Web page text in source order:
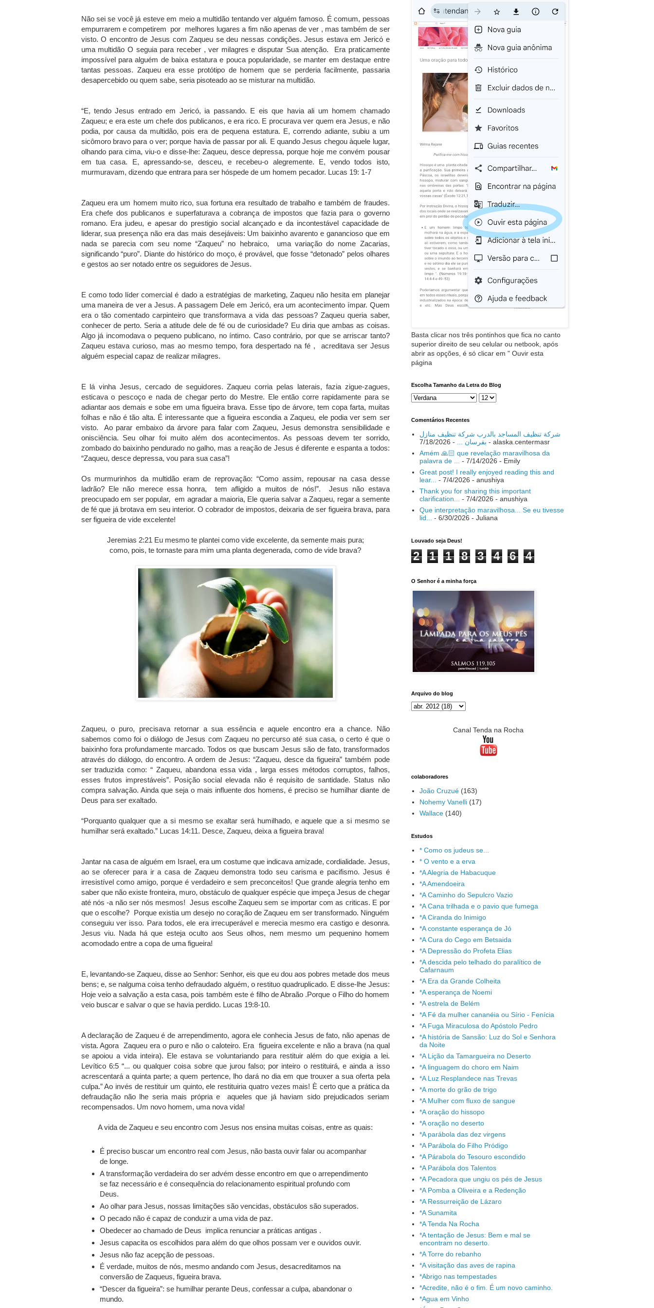
Não sei se você já esteve em meio a multidão tentando ver alguém famoso. É comum, pessoas
empurrarem e competirem por melhores lugares a fim não apenas de ver , mas também de ser
visto. O encontro de Jesus com Zaqueu se deu nessas condições. Jesus estava em Jericó e
uma multidão O seguia para receber , ver milagres e disputar Sua atenção. Era praticamente
impossível para alguém de baixa estatura e pouca popularidade, se manter em destaque entre
tantas pessoas. Zaqueu era esse protótipo de homem que se perderia facilmente, passaria
desapercebido ou quem sabe, seria pisoteado ao se misturar na multidão.
“E, tendo Jesus entrado em Jericó, ia passando. E eis que havia ali um homem chamado
Zaqueu; e era este um chefe dos publicanos, e era rico. E procurava ver quem era Jesus, e não
podia, por causa da multidão, pois era de pequena estatura. E, correndo adiante, subiu a um
sicômoro bravo para o ver; porque havia de passar por ali. E quando Jesus chegou àquele lugar,
olhando para cima, viu-o e disse-lhe: Zaqueu, desce depressa, porque hoje me convém pousar
em tua casa. E, apressando-se, desceu, e recebeu-o alegremente. E, vendo todos isto,
murmuravam, dizendo que entrara para ser hóspede de um homem pecador. Lucas 19: 1-7
Zaqueu era um homem muito rico, sua fortuna era resultado de trabalho e também de fraudes.
Era chefe dos publicanos e superfaturava a cobrança de impostos que fazia para o governo
romano. Era judeu, e apesar do prestigio social alcançado e da incontestável capacidade de
liderar, sua presença não era das mais desejáveis: Um baixinho avarento e ganancioso que em
nada se parecia com seu nome “Zaqueu” no hebraico, uma variação do nome Zacarias,
significando “puro”. Diante do histórico do moço, é provável, que fosse “detonado” pelos olhares
e gestos ao ser notado entre os seguidores de Jesus.
E como todo líder comercial é dado a estratégias de marketing, Zaqueu não hesita em planejar
uma maneira de ver a Jesus. A passagem Dele em Jericó, era um acontecimento ímpar. Quem
era o tão comentado carpinteiro que transformava a vida das pessoas? Zaqueu queria saber,
conhecer de perto. Seria a atitude dele de fé ou de curiosidade? Eu diria que ambas as coisas.
Algo já incomodava o pequeno publicano, no íntimo. Caso contrário, por que se arriscar tanto?
Zaqueu estava curioso, mas ao mesmo tempo, fora despertado na fé , acreditava ser Jesus
alguém especial capaz de realizar milagres.
E lá vinha Jesus, cercado de seguidores. Zaqueu corria pelas laterais, fazia zigue-zagues,
esticava o pescoço e nada de chegar perto do Mestre. Ele então corre rapidamente para se
adiantar aos demais e sobe em uma figueira brava. Esse tipo de árvore, tem copa farta, muitas
folhas e não é tão alta. É interessante que a figueira escondia a Zaqueu, ele podia ver sem ser
visto. Ao parar embaixo da árvore para falar com Zaqueu, Jesus demonstra sensibilidade e
onisciência. Seu olhar foi muito além dos acontecimentos. As pessoas devem ter sorrido,
zombado do baixinho pendurado no galho, mas a reação de Jesus é diferente e espanta a todos:
“Zaqueu, desce depressa, vou para sua casa”!
Os murmurinhos da multidão eram de reprovação: “Como assim, repousar na casa desse
ladrão? Ele não merece essa honra, tem afligido a muitos de nós!”. Jesus não estava
preocupado em ser popular, em agradar a maioria, Ele queria salvar a Zaqueu, regar a semente
de fé que já brotava em seu interior. O cobrador de impostos, deixaria de ser figueira brava, para
ser figueira de vide excelente!
Jeremias 2:21 Eu mesmo te plantei como vide excelente, da semente mais pura;
como, pois, te tornaste para mim uma planta degenerada, como de vide brava?
Zaqueu, o puro, precisava retornar a sua essência e aquele encontro era a chance. Não
sabemos como foi o diálogo de Jesus com Zaqueu no percurso até sua casa, o certo é que o
baixinho fora profundamente marcado. Todos os que buscam Jesus são de fato, transformados
através do diálogo, do encontro. A ordem de Jesus: “Zaqueu, desce da figueira” também pode
ser traduzida como: “ Zaqueu, abandona essa vida , larga esses métodos corruptos, falhos,
esses frutos imprestáveis”. Posição social elevada não é requisito de santidade. Status não
compra salvação. Ainda que seja o mais influente dos homens, é preciso se humilhar diante de
Deus para ser exaltado.
“Porquanto qualquer que a si mesmo se exaltar será humilhado, e aquele que a si mesmo se
humilhar será exaltado.” Lucas 14:11. Desce, Zaqueu, deixa a figueira brava!
Jantar na casa de alguém em Israel, era um costume que indicava amizade, cordialidade. Jesus,
ao se oferecer para ir a casa de Zaqueu demonstra todo seu carisma e pacifismo. Jesus é
irresistível como amigo, porque é verdadeiro e sem preconceitos! Que grande alegria tenho em
saber que não existe fronteira, muro, obstáculo de qualquer espécie que impeça Jesus de chegar
até nós -a não ser nós mesmos! Jesus escolhe Zaqueu sem se importar com as criticas. E por
que o escolhe? Porque existia um desejo no coração de Zaqueu em ser transformado. Ninguém
conseguiu ver isso. Para todos, ele era irrecuperável e merecia mesmo era castigo e desonra.
Jesus viu. Nada há que esteja oculto aos Seus olhos, nem mesmo um pequenino homem
acomodado entre a copa de uma figueira!
E, levantando-se Zaqueu, disse ao Senhor: Senhor, eis que eu dou aos pobres metade dos meus
bens; e, se nalguma coisa tenho defraudado alguém, o restituo quadruplicado. E disse-lhe Jesus:
Hoje veio a salvação a esta casa, pois também este é filho de Abraão .Porque o Filho do homem
veio buscar e salvar o que se havia perdido. Lucas 19:8-10.
A declaração de Zaqueu é de arrependimento, agora ele conhecia Jesus de fato, não apenas de
vista. Agora Zaqueu era o puro e não o caloteiro. Era figueira excelente e não a brava (na qual
se apoiou a vida inteira). Ele estava se voluntariando para restituir além do que exigia a lei.
Levítico 6:5 “... ou qualquer coisa sobre que jurou falso; por inteiro o restituirá, e ainda a isso
acrescentará a quinta parte; a quem pertence, lho dará no dia em que trouxer a sua oferta pela
culpa.” Ao invés de restituir um quinto, ele restituiria quatro vezes mais! È certo que a prática da
defraudação não lhe seria mais própria e aqueles que já haviam sido prejudicados seriam
recompensados. Um novo homem, uma nova vida!
A vida de Zaqueu e seu encontro com Jesus nos ensina muitas coisas, entre as quais:
É preciso buscar um encontro real com Jesus, não basta ouvir falar ou acompanhar
de longe.
A transformação verdadeira do ser advém desse encontro em que o arrependimento
se faz necessário e é consequência do relacionamento espiritual profundo com
Deus.
Ao olhar para Jesus, nossas limitações são vencidas, obstáculos são superados.
O pecado não é capaz de conduzir a uma vida de paz.
Obedecer ao chamado de Deus implica renunciar a práticas antigas .
Jesus capacita os escolhidos para além do que olhos possam ver e ouvidos ouvir.
Jesus não faz acepção de pessoas.
É verdade, muitos de nós, mesmo andando com Jesus, desacreditamos na
conversão de Zaqueus, figueira brava.
“Descer da figueira”: se humilhar perante Deus, confessar a culpa, abandonar o
mundo.
Basta clicar nos três pontinhos que fica no canto
superior direito de seu celular ou netbook, após
abrir as opções, é só clicar em " Ouvir esta
página
Escolha Tamanho da Letra do Blog
Comentários Recentes
شركة تنظيف المساجد بالدرب شركة تنظيف منازل
بفرسان ...
- 7/18/2026
- alaska.centermasr
Amém 🙏🏻 que revelação maravilhosa da
palavra de ...
- 7/14/2026 - Emily
Great post! I really enjoyed reading this and
lear...
- 7/4/2026 - anushiya
Thank you for sharing this important
clarification...
- 7/4/2026 - anushiya
Que interpretação maravilhosa... Se eu tivesse
lid...
- 6/30/2026 - Juliana
Louvado seja Deus!
2 1 1 8 3 4 6 4
O Senhor é a minha força
Arquivo do blog
Canal Tenda na Rocha
colaboradores
João Cruzué (163)
Nohemy Vanelli (17)
Wallace (140)
Estudos
* Como os judeus se...
* O vento e a erva
*A Alegria de Habacuque
*A Amendoeira
*A Caminho do Sepulcro Vazio
*A Cana trilhada e o pavio que fumega
*A Ciranda do Inimigo
*A constante esperança de Jó
*A Cura do Cego em Betsaida
*A Depressão do Profeta Elias
*A descida pelo telhado do paralítico de
Cafarnaum
*A Era da Grande Colheita
*A esperança de Noemi
*A estrela de Belém
*A Fé da mulher cananéia ou Sírio - Fenícia
*A Fuga Miraculosa do Apóstolo Pedro
*A história de Sansão: Luz do Sol e Senhora
da Noite
*A Lição da Tamargueira no Deserto
*A linguagem do choro em Naim
*A Luz Resplandece nas Trevas
*A morte do grão de trigo
*A Mulher com fluxo de sangue
*A oração do hissopo
*A oração no deserto
*A parábola das dez virgens
*A Parábola do Filho Pródigo
*A Párabola do Tesouro escondido
*A Parábola dos Talentos
*A Pecadora que ungiu os pés de Jesus
*A Pomba a Oliveira e a Redenção
*A Ressurreição de Lázaro
*A Sunamita
*A Tenda Na Rocha
*A tentação de Jesus: Bem e mal se
encontram no deserto.
*A Torre do rebanho
*A visitação das aves de rapina
*Abrigo nas tempestades
*Acredite, não é o fim. É um novo caminho.
*Agua em Vinho